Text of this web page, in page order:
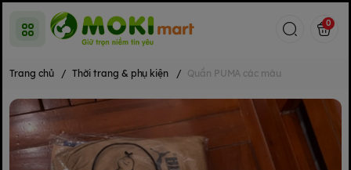
0
Trang chủ / Thời trang & phụ kiện / Quần PUMA các màu